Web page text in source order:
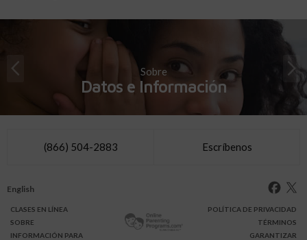
Sobre
Datos e Información
(866) 504-2883 Escríbenos
English
CLASES EN LÍNEA
SOBRE
INFORMACIÓN PARA
POLÍTICA DE PRIVACIDAD
TÉRMINOS
GARANTIZAR